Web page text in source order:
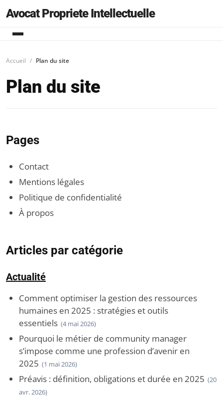
Avocat Propriete Intellectuelle
Accueil Plan du site
Plan du site
Pages
Contact
Mentions légales
Politique de confidentialité
À propos
Articles par catégorie
Actualité
Comment optimiser la gestion des ressources
humaines en 2025 : stratégies et outils
essentiels (4 mai 2026)
Pourquoi le métier de community manager
s’impose comme une profession d’avenir en
2025 (1 mai 2026)
Préavis : définition, obligations et durée en 2025 (20
avr. 2026)